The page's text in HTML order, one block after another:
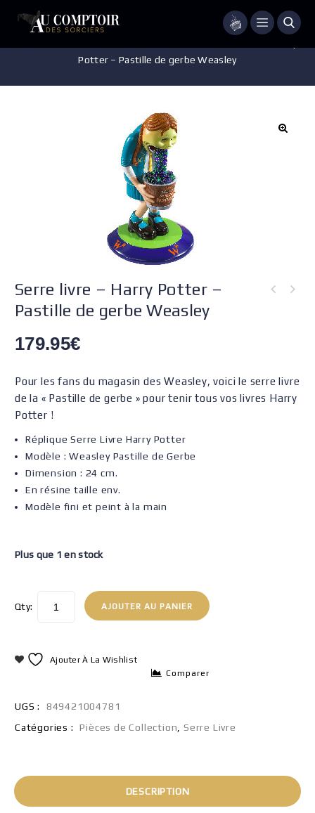
Menu
Potter – Pastille de gerbe Weasley
Serre livre – Harry Potter –
Pastille de gerbe Weasley
179.95€
Pour les fans du magasin des Weasley, voici le serre livre
de la « Pastille de gerbe » pour tenir tous vos livres Harry
Potter !
Réplique Serre Livre Harry Potter
Modèle : Weasley Pastille de Gerbe
Dimension : 24 cm.
En résine taille env.
Modèle fini et peint à la main
Plus que 1 en stock
Qty: AJOUTER AU PANIER
Ajouter À La Wishlist
Comparer
UGS :
849421004781
Catégories :
Pièces de Collection ,Serre Livre
DESCRIPTION